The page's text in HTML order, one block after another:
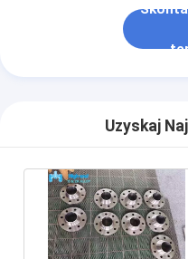
Uzyskaj